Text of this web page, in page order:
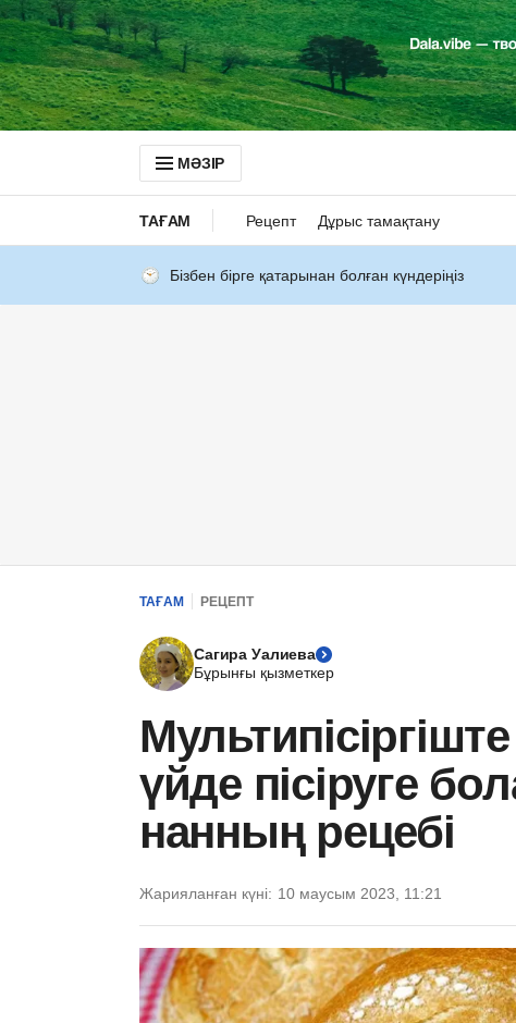
МӘЗІР
ТАҒАМ Рецепт Дұрыс тамақтану
Бізбен бірге қатарынан болған күндеріңіз
ТАҒАМ РЕЦЕПТ
Сагира Уалиева
Бұрынғы қызметкер
үйде пісіруге
нанның рецебі
Жарияланған күні: 10 маусым 2023, 11:21